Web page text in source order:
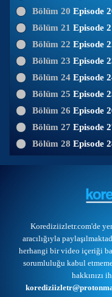
Bölüm 20 Episode
Bölüm 21 Episode
Bölüm 22 Episode
Bölüm 23 Episode
Bölüm 24 Episode
Bölüm 25 Episode
Bölüm 26 Episode
Bölüm 27 Episode
Bölüm 28 Episode
Korediziizletr.com'de
aracılığıyla
herhangi bir video içeriği
sorumluluğu kabul
hakkınızı